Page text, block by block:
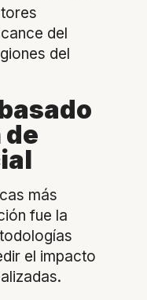
del
del
de
más
fue la
el impacto